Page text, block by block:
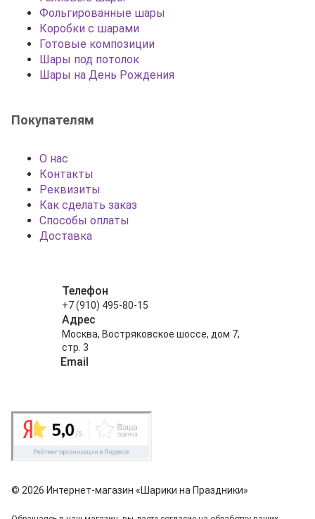
Фольгированные шары
Коробки с шарами
Готовые композиции
Шары под потолок
Шары на День Рождения
Покупателям
О нас
Контакты
Реквизиты
Как сделать заказ
Способы оплаты
Доставка
Телефон
+7 (910) 495-80-15
Адрес
Москва, Востряковское шоссе, дом 7,
стр. 3
Email
© 2026 Интернет-магазин «Шарики на Праздники»